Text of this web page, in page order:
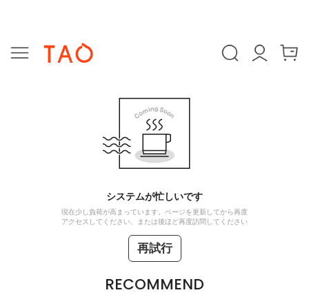
システムが忙しいです
現在少し負荷が高まっています。ページを更新してから再度
アクセスしてください、または後ほど再度訪問してください
再試行
RECOMMEND